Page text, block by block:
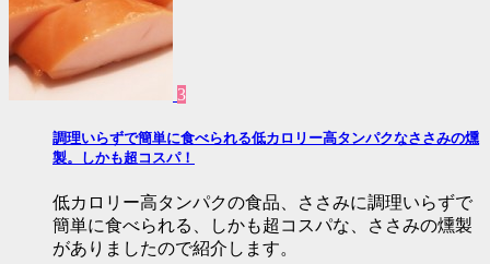
3
調理いらずで簡単に食べられる低カロリー高タンパクなささみの燻
製。しかも超コスパ！
低カロリー高タンパクの食品、ささみに調理いらずで
簡単に食べられる、しかも超コスパな、ささみの燻製
がありましたので紹介します。